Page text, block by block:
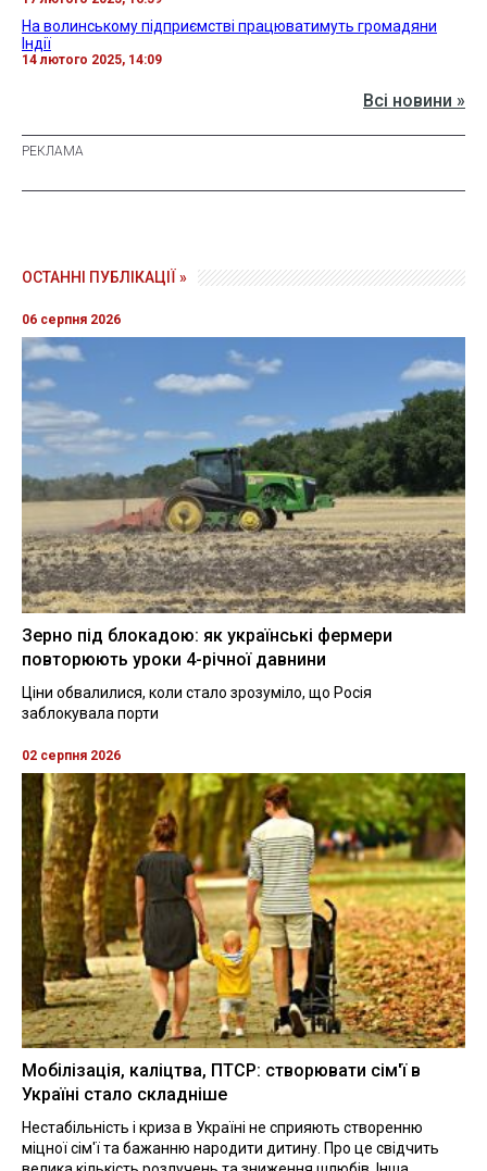
На волинському підприємстві працюватимуть громадяни
Індії
14 лютого 2025, 14:09
Всі новини »
ОСТАННІ ПУБЛІКАЦІЇ »
06 серпня 2026
Зерно під блокадою: як українські фермери
повторюють уроки 4-річної давнини
Ціни обвалилися, коли стало зрозуміло, що Росія
заблокувала порти
02 серпня 2026
Мобілізація, каліцтва, ПТСР: створювати сім'ї в
Україні стало складніше
Нестабільність і криза в Україні не сприяють створенню
міцної сім'ї та бажанню народити дитину. Про це свідчить